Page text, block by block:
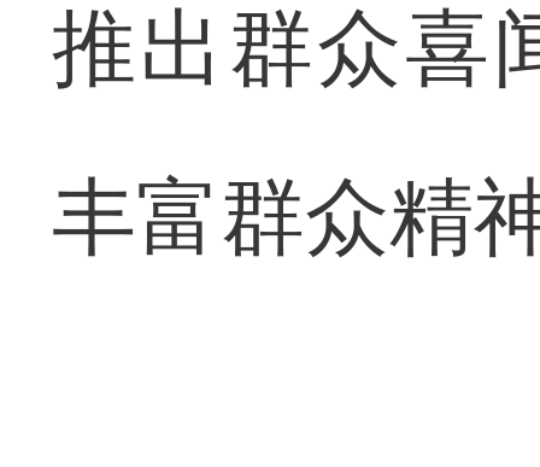
推出群众喜
丰富群众精